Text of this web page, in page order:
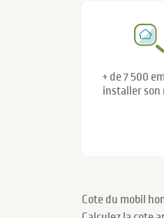
+ de 7 500
installer son
Cote du mobil